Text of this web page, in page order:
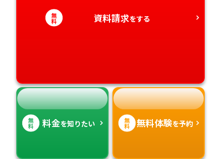
愛知県
香川県
宮崎県
無
料 資料請求をする
無
料 料金を知りたい 無
料 無料体験を予約